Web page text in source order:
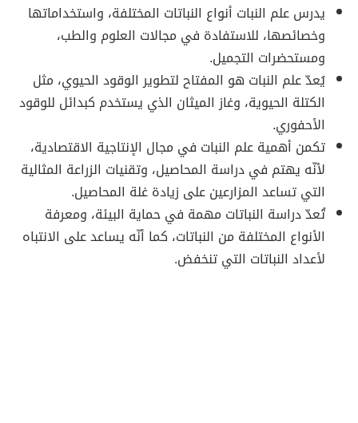
يدرس علم النبات أنواع النباتات المختلفة، واستخداماتها
وخصائصها، للاستفادة في مجالات العلوم والطب،
ومستحضرات التجميل.
يُعدّ علم النبات هو المفتاح لتطوير الوقود الحيوي، مثل
الكتلة الحيوية، وغاز الميثان الذي يستخدم كبدائل للوقود
الأحفوري.
تكمن أهمية علم النبات في مجال الإنتاجية الاقتصادية،
لأنّه يهتم في دراسة المحاصيل، وتقنيات الزراعة المثالية
التي تساعد المزارعين على زيادة غلة المحاصيل.
تُعدّ دراسة النباتات مهمة في حماية البيئة، ومعرفة
الأنواع المختلفة من النباتات، كما أنّه يساعد على الانتباه
لأعداد النباتات التي تنخفض.